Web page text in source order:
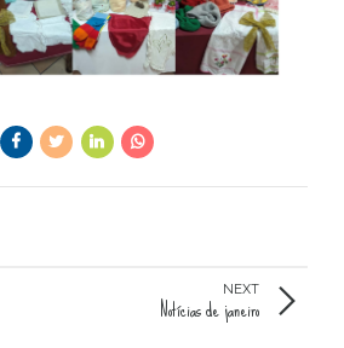
NEXT
Notícias de janeiro